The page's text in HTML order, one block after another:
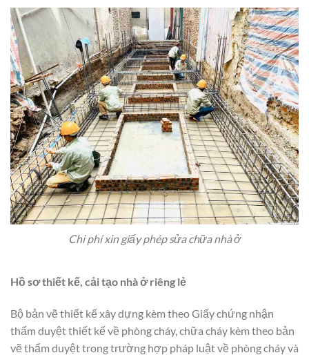
Chi phí xin giấy phép sửa chữa nhà ở
Hồ sơ thiết kế, cải tạo nhà ở riêng lẻ
Bộ bản vẽ thiết kế xây dựng kèm theo Giấy chứng nhận
thẩm duyệt thiết kế về phòng cháy, chữa cháy kèm theo bản
vẽ thẩm duyệt trong trường hợp pháp luật về phòng cháy và